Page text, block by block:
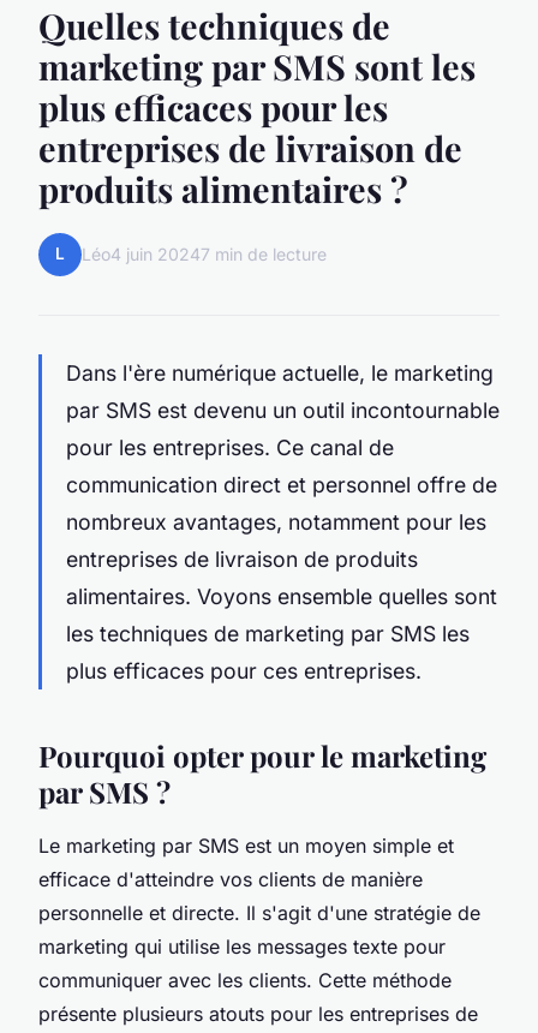
Quelles techniques de
marketing par SMS sont les
plus efficaces pour les
entreprises de livraison de
produits alimentaires ?
L Léo4 juin 20247 min de lecture
Dans l'ère numérique actuelle, le marketing
par SMS est devenu un outil incontournable
pour les entreprises. Ce canal de
communication direct et personnel offre de
nombreux avantages, notamment pour les
entreprises de livraison de produits
alimentaires. Voyons ensemble quelles sont
les techniques de marketing par SMS les
plus efficaces pour ces entreprises.
Pourquoi opter pour le marketing
par SMS ?
Le marketing par SMS est un moyen simple et
efficace d'atteindre vos clients de manière
personnelle et directe. Il s'agit d'une stratégie de
marketing qui utilise les messages texte pour
communiquer avec les clients. Cette méthode
présente plusieurs atouts pour les entreprises de